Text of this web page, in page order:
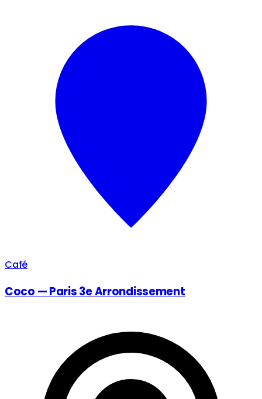
Café
Coco — Paris 3e Arrondissement